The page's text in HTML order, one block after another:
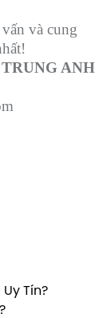
và cung
ANH
Tín?